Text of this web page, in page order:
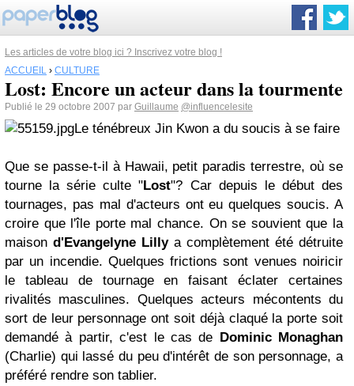
Les articles de votre blog ici ? Inscrivez votre blog !
ACCUEIL › CULTURE
Lost: Encore un acteur dans la tourmente
Publié le 29 octobre 2007 par Guillaume @influencelesite
Le ténébreux Jin Kwon a du soucis à se faire
Que se passe-t-il à Hawaii, petit paradis terrestre, où se
tourne la série culte "Lost"? Car depuis le début des
tournages, pas mal d'acteurs ont eu quelques soucis. A
croire que l'île porte mal chance. On se souvient que la
maison d'Evangelyne Lillya complètement été détruite
par un incendie. Quelques frictions sont venues noiricir
le tableau de tournage en faisant éclater certaines
rivalités masculines. Quelques acteurs mécontents du
sort de leur personnage ont soit déjà claqué la porte soit
demandé à partir, c'est le cas de Dominic Monaghan
(Charlie) qui lassé du peu d'intérêt de son personnage, a
préféré rendre son tablier.